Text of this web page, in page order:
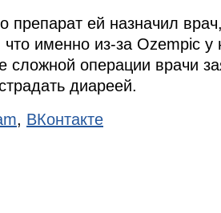
препарат ей назначил
именно из-за Ozempic у
сложной операции врачи
диареей.
, ВКонтакте